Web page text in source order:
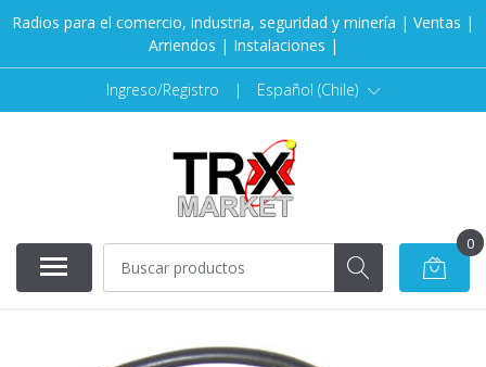
Radios para el comercio, industria, seguridad y minería | Ventas |
Arriendos | Instalaciones |
Ingreso/Registro | Español (Chile)
0